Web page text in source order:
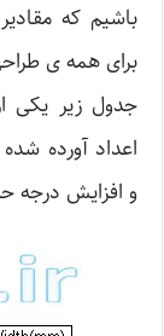
باشیم که
برای همه ی
جدول زیر یکی
اعداد آورده
و افزایش درجه حرارت به